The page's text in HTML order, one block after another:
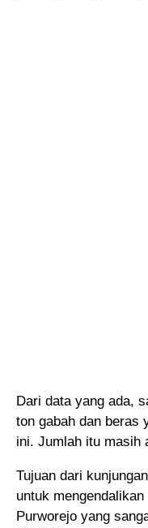
Dari data yang ada,
ton gabah dan beras
ini. Jumlah itu masih
Tujuan dari
untuk
Purworejo yang